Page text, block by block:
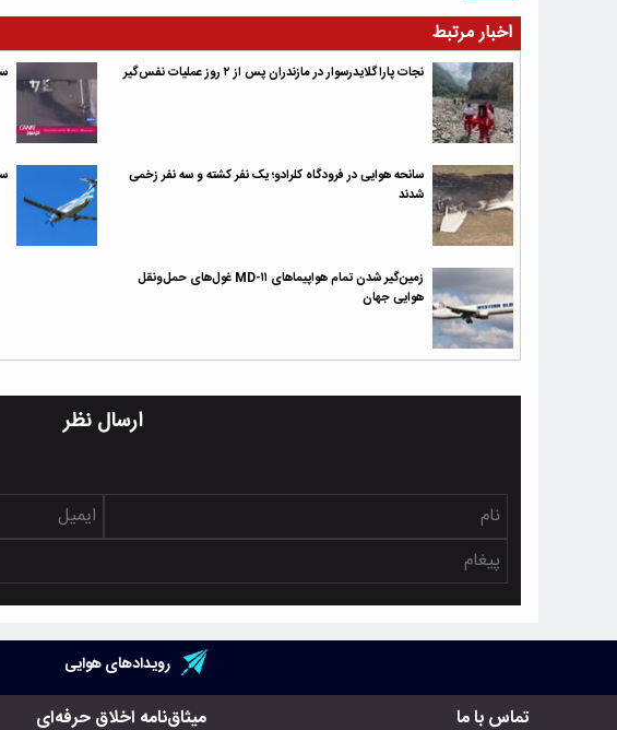
اخبار مرتبط
نجات پاراگلایدرسوار در مازندران پس از ۲ روز عملیات نفس‌گیر
سانحه هوایی در فرودگاه کلرادو؛ یک نفر کشته و سه نفر زخمی
شدند
زمین‌گیر شدن تمام هواپیماهای MD-۱۱ غول‌های حمل‌ونقل
هوایی جهان
ارسال نظر
رویدادهای هوایی
تماس با ما میثاق‌نامه اخلاق حرفه‌ای